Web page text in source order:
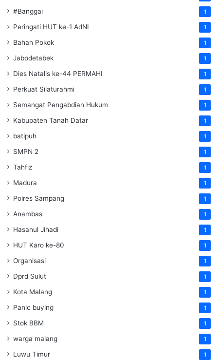
#Banggai 1
Peringati HUT ke-1 AdNI 1
Bahan Pokok 1
Jabodetabek 1
Dies Natalis ke-44 PERMAHI 1
Perkuat Silaturahmi 1
Semangat Pengabdian Hukum 1
Kabupaten Tanah Datar 1
batipuh 1
SMPN 2 1
Tahfiz 1
Madura 1
Polres Sampang 1
Anambas 1
Hasanul Jihadi 1
HUT Karo ke-80 1
Organisasi 1
Dprd Sulut 1
Kota Malang 1
Panic buying 1
Stok BBM 1
warga malang 1
Luwu Timur 1